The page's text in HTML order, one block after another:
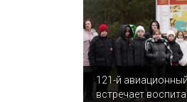
121-й
встречает